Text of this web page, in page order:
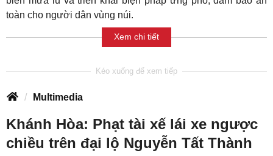
toàn cho người dân vùng núi.
Xem chi tiết
Multimedia
Khánh Hòa: Phạt tài xế lái xe ngược
chiều trên đại lộ Nguyễn Tất Thành